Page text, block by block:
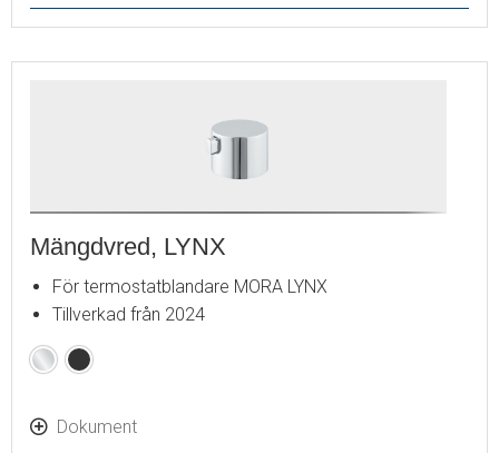
Mängdvred, LYNX
För termostatblandare MORA LYNX
Tillverkad från 2024
KromMattsvart
Dokument